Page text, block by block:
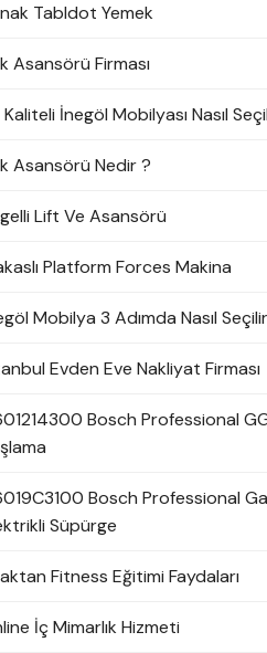
Tabldot Yemek
Asansörü Firması
Kaliteli İnegöl Mobilyası Nasıl
Asansörü Nedir ?
Lift Ve Asansörü
Platform Forces Makina
Mobilya 3 Adımda Nasıl
Evden Eve Nakliyat Firması
Bosch Professional
Bosch Professional
Süpürge
Fitness Eğitimi Faydaları
İç Mimarlık Hizmeti